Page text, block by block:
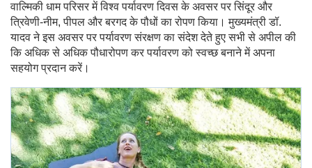
वाल्मिकी धाम परिसर में विश्व पर्यावरण दिवस के अवसर पर सिंदूर और
त्रिवेणी-नीम, पीपल और बरगद के पौधों का रोपण किया। मुख्यमंत्री डॉ.
यादव ने इस अवसर पर पर्यावरण संरक्षण का संदेश देते हुए सभी से अपील की
कि अधिक से अधिक पौधारोपण कर पर्यावरण को स्वच्छ बनाने में अपना
सहयोग प्रदान करें।